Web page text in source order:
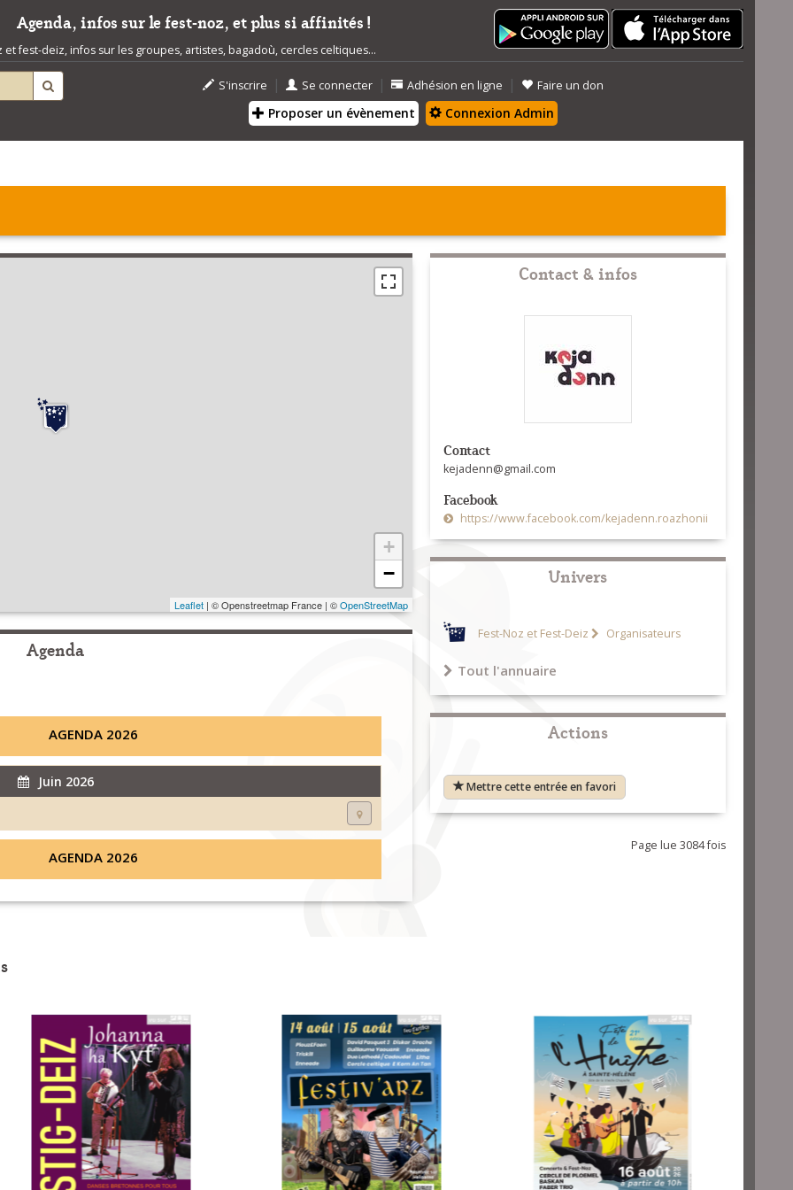
Agenda, infos sur le fest-noz, et plus si affinités !
fest-deiz, infos sur les groupes, artistes, bagadoù, cercles celtiques...
S'inscrire | Se connecter | Adhésion en ligne | Faire un don
Proposer un évènement Connexion Admin
+
−
Leaflet| © Openstreetmap France | ©OpenStreetMap
Agenda
AGENDA 2026
Juin 2026
AGENDA 2026
Contact & infos
Contact
kejadenn@gmail.com
Facebook
https://www.facebook.com/kejadenn.roazhonii
Univers
Fest-Noz et Fest-Deiz Organisateurs
Tout l'annuaire
Actions
Mettre cette entrée en favori
Page lue 3084 fois